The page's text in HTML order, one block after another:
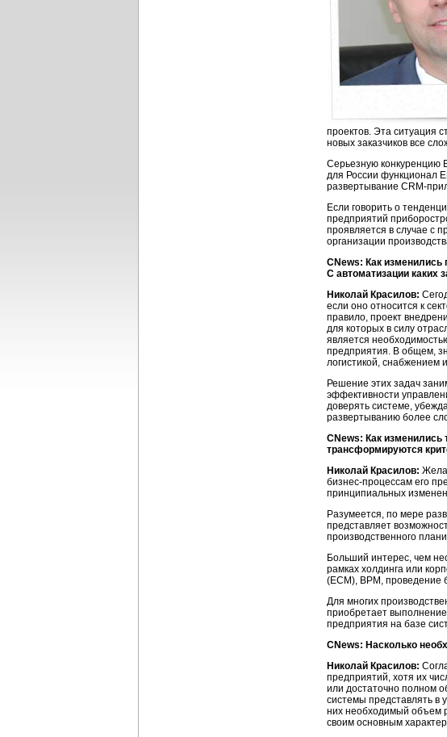
проектов. Эта ситуация
новых заказчиков все
Серьезную конкуренцию
для России функционал
развертывание CRM-
Если говорить о
предприятий
проявляется в случае с
организации
CNews: Как изменились
С автоматизации каких
Николай Красилов:
если оно относится к
правило, проект
для которых в силу
является
предприятия. В общем,
логистикой,
Решение этих задач
эффективности
доверять системе,
развертыванию более
CNews: Как изменились
трансформируются
Николай Красилов:
бизнес-процессам его
принципиальных
Разумеется, по мере
представляет
производственного
Больший интерес, чем
рамках холдинга или
(ECM), BPM, проведение
Для многих
приобретает
предприятия на базе
CNews: Насколько
Николай Красилов:
предприятий, хотя их
или достаточно полном
системы представлять в
них необходимый объем
своим основным